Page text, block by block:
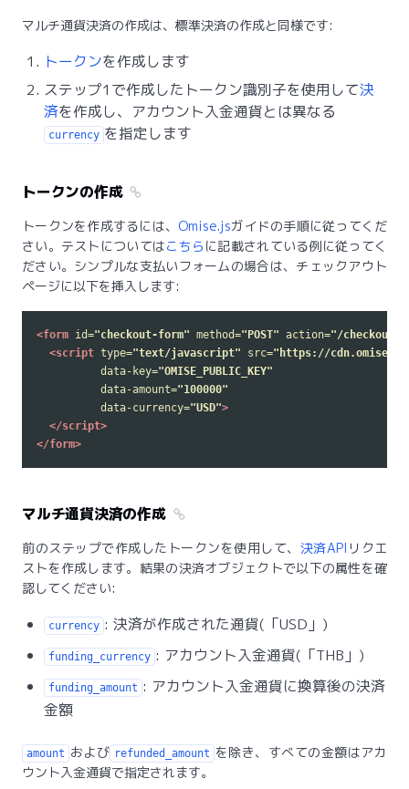
マルチ通貨決済の作成は、標準決済の作成と同様です:
トークンを作成します
ステップ1で作成したトークン識別子を使用して決
済を作成し、アカウント入金通貨とは異なる
currency を指定します
トークンの作成
トークンを作成するには、 Omise.jsガイドの手順に従ってくだ
さい。テストについてはこちら に記載されている例に従ってく
ださい。シンプルな支払いフォームの場合は、チェックアウト
ページに以下を挿入します:
<form id="checkout-form" method="POST" action="/checkout"
<script type="text/javascript" src="https://
data-key="OMISE_PUBLIC_KEY"
data-amount="100000"
data-currency="USD">
</script>
</form>
マルチ通貨決済の作成
前のステップで作成したトークンを使用して、 決済API リクエ
ストを作成します。結果の決済オブジェクトで以下の属性を確
認してください:
currency : 決済が作成された通貨( USD )
funding_currency : アカウント入金通貨( THB )
funding_amount : アカウント入金通貨に換算後の決済
金額
amount および refunded_amount を除き、すべての金額はアカ
ウント入金通貨で指定されます。